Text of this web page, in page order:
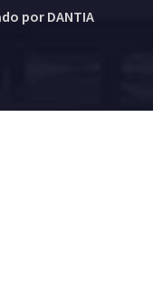
por DANTIA